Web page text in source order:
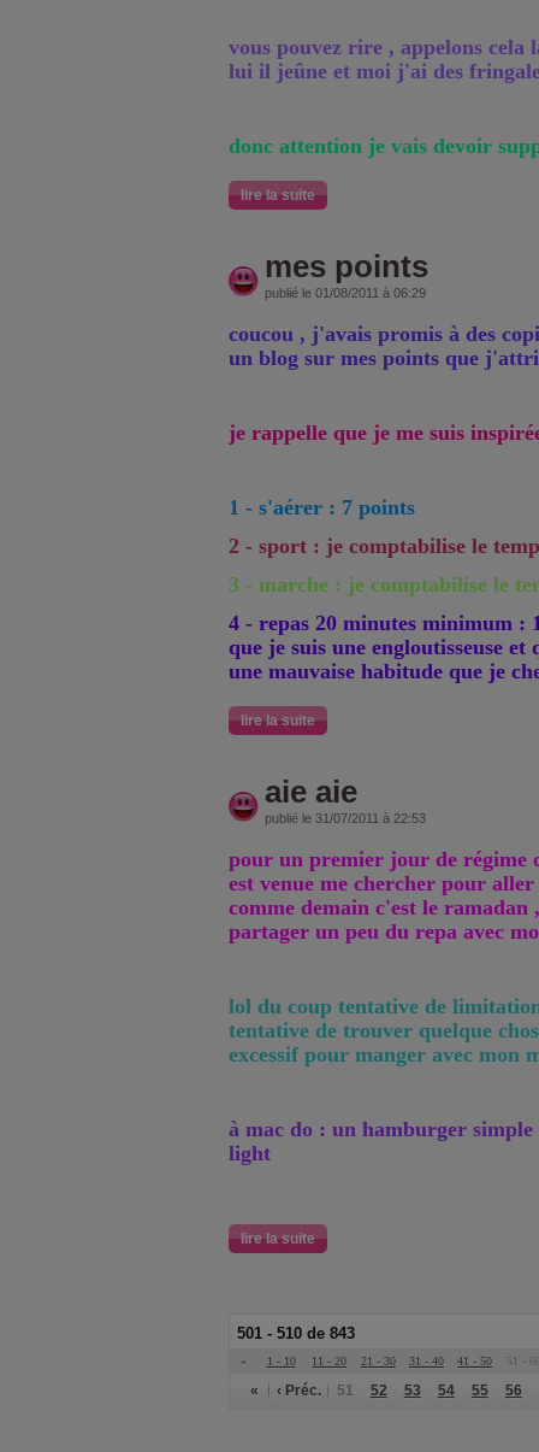
vous pouvez rire , appelons cela
lui il jeûne et moi j'ai des
donc attention je vais devoir
lire la suite
mes points
publié le 01/08/2011 à 06:29
coucou , j'avais promis à des
un blog sur mes points que
je rappelle que je me suis
1 - s'aérer : 7 points
2 - sport : je comptabilise le
3 - marche : je comptabilise le
4 - repas 20 minutes minimum :
que je suis une engloutisseuse
une mauvaise habitude que je
lire la suite
aie aie
publié le 31/07/2011 à 22:53
pour un premier jour de régime
est venue me chercher pour
comme demain c'est le ramadan
partager un peu du repa avec
lol du coup tentative de
tentative de trouver quelque
excessif pour manger avec mon
à mac do : un hamburger simple
light
lire la suite
501 - 510 de 843
« 1 - 10 11 - 20 21 - 30 31 - 40 41 - 50 51 -
« ‹ Préc. 51 52 53 54 55 56